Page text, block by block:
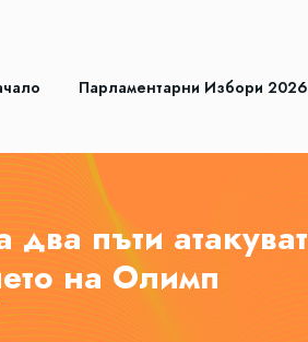
Парламентарни Избори 2026
пъти атакуват
на Олимп